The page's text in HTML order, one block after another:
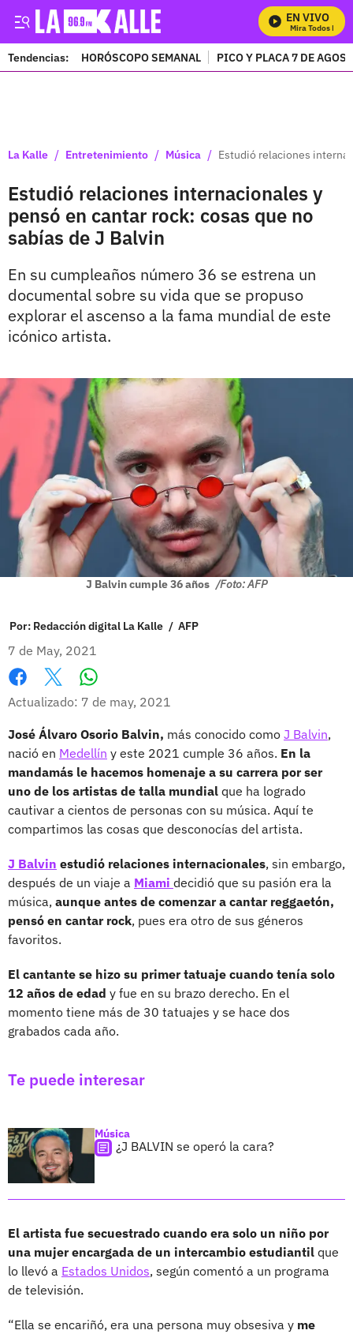
EN VIVO
Mira Todos
Tendencias: HORÓSCOPO SEMANAL PICO Y PLACA 7 DE
La Kalle / Entretenimiento / Música / Estudió relaciones
Estudió relaciones internacionales y
pensó en cantar rock: cosas que no
sabías de J Balvin
En su cumpleaños número 36 se estrena un
documental sobre su vida que se propuso
explorar el ascenso a la fama mundial de este
icónico artista.
J Balvin cumple 36 años /Foto: AFP
Por: Redacción digital La Kalle / AFP
7 de May, 2021
Facebook
X
Actualizado: 7 de may, 2021
José Álvaro Osorio Balvin, más conocido como J Balvin,
nació en Medellín y este 2021 cumple 36 años. En la
mandamás le hacemos homenaje a su carrera por ser
uno de los artistas de talla mundial que ha logrado
cautivar a cientos de personas con su música. Aquí te
compartimos las cosas que desconocías del artista.
J Balvin estudió relaciones internacionales, sin embargo,
después de un viaje a Miami decidió que su pasión era la
música, aunque antes de comenzar a cantar reggaetón,
pensó en cantar rock, pues era otro de sus géneros
favoritos.
El cantante se hizo su primer tatuaje cuando tenía solo
12 años de edad y fue en su brazo derecho. En el
momento tiene más de 30 tatuajes y se hace dos
grabados cada año.
Te puede interesar
Música
¿J BALVIN se operó la cara?
El artista fue secuestrado cuando era solo un niño por
una mujer encargada de un intercambio estudiantil que
lo llevó a Estados Unidos, según comentó a un programa
de televisión.
“Ella se encariñó, era una persona muy obsesiva y me